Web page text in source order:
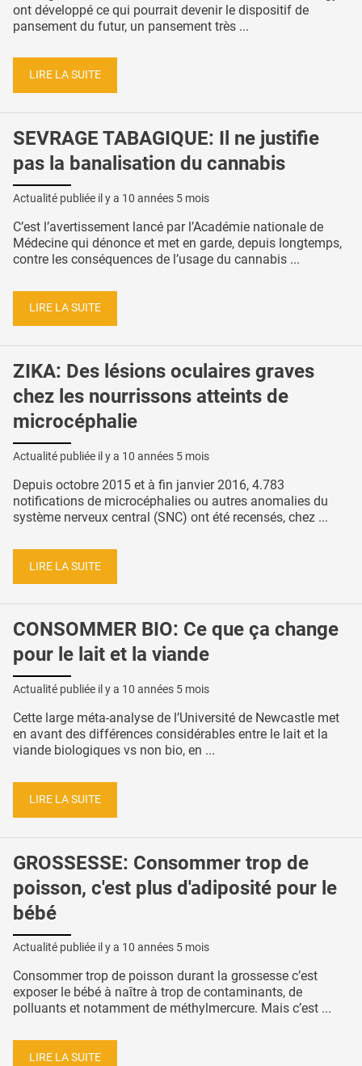
ont développé ce qui pourrait devenir le dispositif de
pansement du futur, un pansement très ...
LIRE LA SUITE
SEVRAGE TABAGIQUE: Il ne justifie
pas la banalisation du cannabis
Actualité publiée il y a 10 années 5 mois
C’est l’avertissement lancé par l’Académie nationale de
Médecine qui dénonce et met en garde, depuis longtemps,
contre les conséquences de l’usage du cannabis ...
LIRE LA SUITE
ZIKA: Des lésions oculaires graves
chez les nourrissons atteints de
microcéphalie
Actualité publiée il y a 10 années 5 mois
Depuis octobre 2015 et à fin janvier 2016, 4.783
notifications de microcéphalies ou autres anomalies du
système nerveux central (SNC) ont été recensés, chez ...
LIRE LA SUITE
CONSOMMER BIO: Ce que ça change
pour le lait et la viande
Actualité publiée il y a 10 années 5 mois
Cette large méta-analyse de l’Université de Newcastle met
en avant des différences considérables entre le lait et la
viande biologiques vs non bio, en ...
LIRE LA SUITE
GROSSESSE: Consommer trop de
poisson, c'est plus d'adiposité pour le
bébé
Actualité publiée il y a 10 années 5 mois
Consommer trop de poisson durant la grossesse c’est
exposer le bébé à naître à trop de contaminants, de
polluants et notamment de méthylmercure. Mais c’est ...
LIRE LA SUITE